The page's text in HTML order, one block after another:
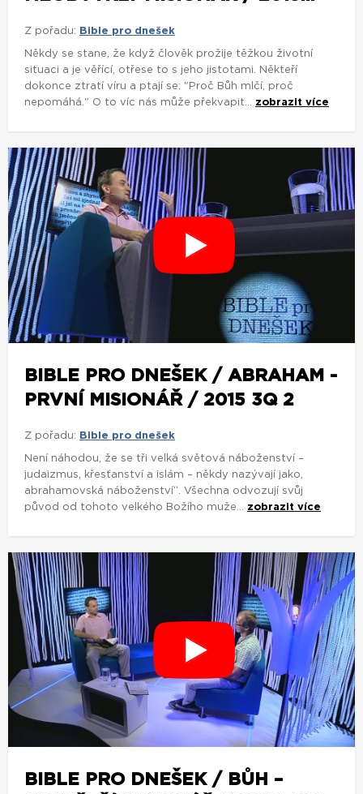
Z pořadu: Bible pro dnešek
Někdy se stane, že když člověk prožije těžkou životní
situaci a je věřící, otřese to s jeho jistotami. Někteří
dokonce ztratí víru a ptají se: "Proč Bůh mlčí, proč
nepomáhá." O to víc nás může překvapit... zobrazit více
BIBLE PRO DNEŠEK / ABRAHAM -
PRVNÍ MISIONÁŘ / 2015 3Q 2
Z pořadu: Bible pro dnešek
Není náhodou, že se tři velká světová náboženství –
judaizmus, křesťanství a islám – někdy nazývají jako,
abrahamovská náboženství“. Všechna odvozují svůj
původ od tohoto velkého Božího muže... zobrazit více
BIBLE PRO DNEŠEK / BŮH –